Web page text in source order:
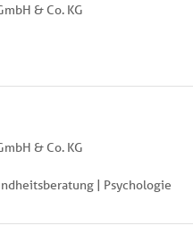
& Co. KG
& Co. KG
| Psychologie